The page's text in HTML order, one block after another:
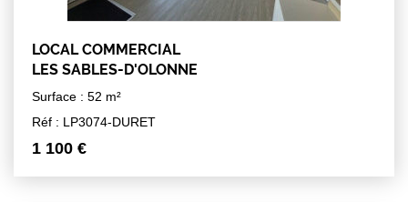
LOCAL COMMERCIAL
LES SABLES-D'OLONNE
Surface : 52 m²
Réf : LP3074-DURET
1 100 €